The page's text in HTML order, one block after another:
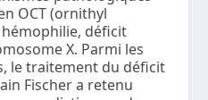
OCT (ornithyl
déficit
X. Parmi les
le traitement du déficit
Fischer a retenu